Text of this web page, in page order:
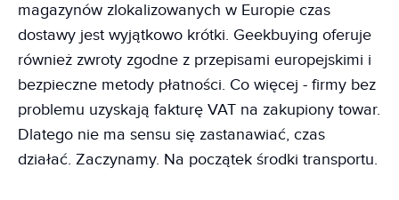
magazynów zlokalizowanych w Europie czas
dostawy jest wyjątkowo krótki. Geekbuying oferuje
również zwroty zgodne z przepisami europejskimi i
bezpieczne metody płatności. Co więcej - firmy bez
problemu uzyskają fakturę VAT na zakupiony towar.
Dlatego nie ma sensu się zastanawiać, czas
działać. Zaczynamy. Na początek środki transportu.